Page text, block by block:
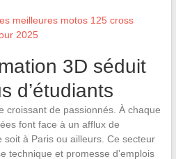
meilleures motos 125 cross
2025
3D séduit
d’étudiants
croissant de passionnés. À chaque
font face à un afflux de
soit à Paris ou ailleurs. Ce secteur
technique et promesse d’emplois